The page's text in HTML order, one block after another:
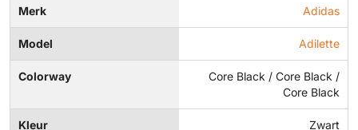
Merk Adidas
Model Adilette
Colorway
Core Black / Core Black /
Core Black
Kleur Zwart